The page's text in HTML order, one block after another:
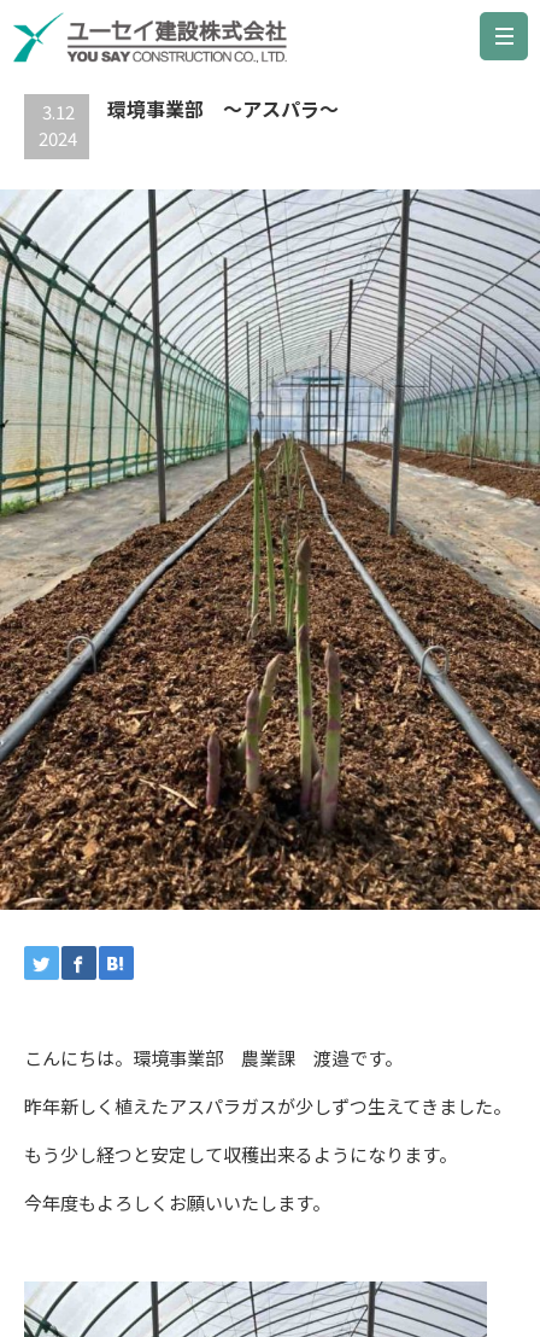
最新の記事
3.12
2024
環境事業部 ～アスパラ～
こんにちは。環境事業部 農業課 渡邉です。
昨年新しく植えたアスパラガスが少しずつ生えてきました。
もう少し経つと安定して収穫出来るようになります。
今年度もよろしくお願いいたします。